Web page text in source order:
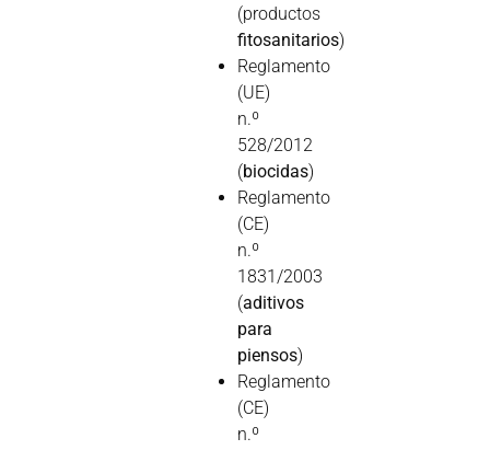
(productos
fitosanitarios)
Reglamento
(UE)
n.º
528/2012
(biocidas)
Reglamento
(CE)
n.º
1831/2003
(aditivos
para
piensos)
Reglamento
(CE)
n.º